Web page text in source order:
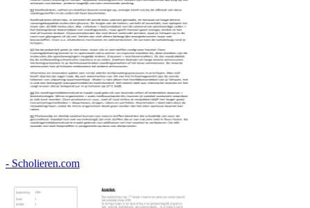
- Scholieren.com